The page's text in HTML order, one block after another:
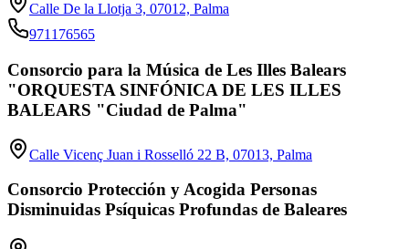
Calle De la Llotja 3, 07012, Palma
971176565
Consorcio para la Música de Les Illes Balears
"ORQUESTA SINFÓNICA DE LES ILLES
BALEARS "Ciudad de Palma"
Calle Vicenç Juan i Rosselló 22 B, 07013, Palma
Consorcio Protección y Acogida Personas
Disminuidas Psíquicas Profundas de Baleares